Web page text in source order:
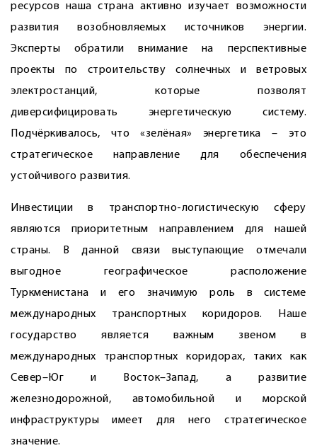
ресурсов наша страна активно изучает возможности
развития возоб­новляемых источников энергии.
Эксперты обратили внимание на перспективные
проекты по строи­тельству солнечных и ветровых
электростанций, которые позволят
диверсифицировать энергетическую систему.
Подчёркивалось, что «зелёная» энергетика – это
стратегическое направление для обеспечения
устойчивого развития.
Инвестиции в транспортно-логистическую сферу
являются приоритетным направлением для нашей
страны. В данной связи выступающие отмечали
выгодное географическое расположение
Туркменистана и его значимую роль в системе
международных транспортных коридоров. Наше
государство является важным звеном в
международных транспортных коридорах, таких как
Север–Юг и Восток–Запад, а развитие
железнодорожной, автомобильной и морской
инфраструктуры имеет для него стратегическое
значение.